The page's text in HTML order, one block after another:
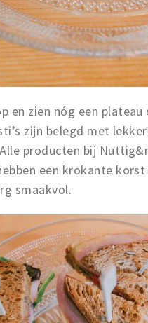
en zien nóg een
zijn belegd met
producten bij
een krokante
smaakvol.